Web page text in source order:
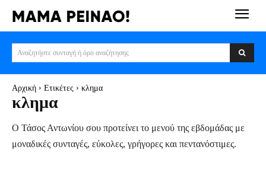
Αναζητήστε συνταγή ή όρο αναζήτησης
Αρχική Ετικέτες κλημα
κλημα
Ο Τάσος Αντωνίου σου προτείνει το μενού της εβδομάδας με
μοναδικές συνταγές, εύκολες, γρήγορες και πεντανόστιμες.